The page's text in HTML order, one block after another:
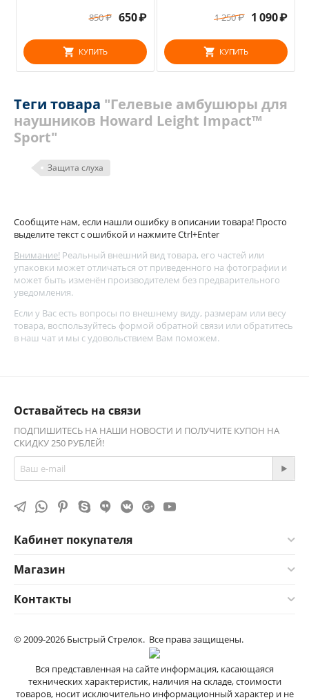
850₽ 650₽
КУПИТЬ
1 250₽ 1 090₽
КУПИТЬ
Теги товара "Гелевые амбушюры для
наушников Howard Leight Impact™
Sport"
Защита слуха
Сообщите нам, если нашли ошибку в описании товара! Просто
выделите текст с ошибкой и нажмите Ctrl+Enter
Внимание! Реальный внешний вид товара, его частей или
упаковки может отличаться от приведенного на фотографии и
может быть изменён производителем без предварительного
уведомления.
Если у Вас есть вопросы по внешнему виду, размерам или весу
товара, воспользуйтесь формой обратной связи или обратитесь
в наш чат и мы с удовольствием Вам поможем.
Оставайтесь на связи
ПОДПИШИТЕСЬ НА НАШИ НОВОСТИ И ПОЛУЧИТЕ КУПОН НА
СКИДКУ 250 РУБЛЕЙ!
Кабинет покупателя
Магазин
Контакты
© 2009-2026 Быстрый Стрелок. Все права защищены.
Вся представленная на сайте информация, касающаяся
технических характеристик, наличия на складе, стоимости
товаров, носит исключительно информационный характер и не